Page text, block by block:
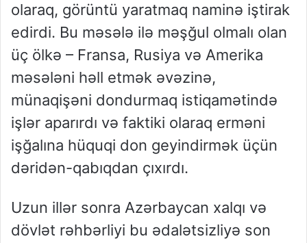
olaraq, görüntü yaratmaq naminə iştirak
edirdi. Bu məsələ ilə məşğul olmalı olan
üç ölkə – Fransa, Rusiya və Amerika
məsələni həll etmək əvəzinə,
münaqişəni dondurmaq istiqamətində
işlər aparırdı və faktiki olaraq erməni
işğalına hüquqi don geyindirmək üçün
dəridən-qabıqdan çıxırdı.
Uzun illər sonra Azərbaycan xalqı və
dövlət rəhbərliyi bu ədalətsizliyə son